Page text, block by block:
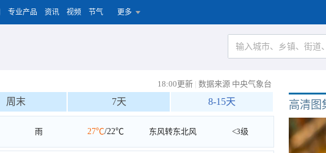
专业产品 资讯 视频 节气 更多
18:00更新 | 数据来源 中央气象台
周末 7天 8-15天
雨 27℃/22℃ 东风转东北风 <3级
高清图